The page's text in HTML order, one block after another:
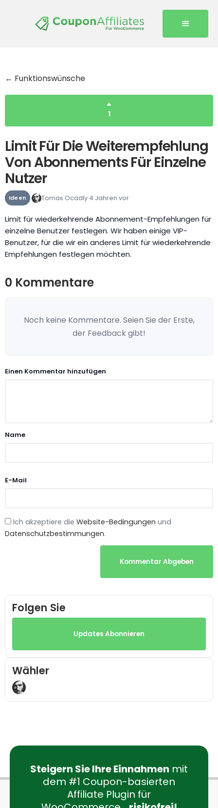
← Funktionswünsche
1
Limit Für Die Weiterempfehlung
Von Abonnements Für Einzelne
Nutzer
Ideen Tomas Ocadly 4 Jahren vor
Limit für wiederkehrende Abonnement-Empfehlungen für
einzelne Benutzer festlegen. Wir haben einige VIP-
Benutzer, für die wir ein anderes Limit für wiederkehrende
Empfehlungen festlegen möchten.
0 Kommentare
Noch keine Kommentare. Seien Sie der Erste,
der Feedback gibt!
Einen Kommentar hinzufügen
Name
E-Mail
Ich akzeptiere die Website-Bedingungen und
Datenschutzbestimmungen.
Kommentar Abgeben
Folgen Sie
Updates Abonnieren
Wähler
Steigern Sie Ihre Einnahmen mit
dem #1 Coupon-basierten
Affiliate Plugin für